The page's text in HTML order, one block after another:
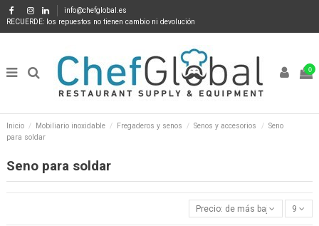
info@chefglobal.es
RECUERDE: los repuestos no tienen cambio ni devolución
0
Inicio Mobiliario inoxidable Fregaderos y senos Senos y accesorios
Seno
para soldar
Seno para soldar
Precio: de más bajo a más alto
9